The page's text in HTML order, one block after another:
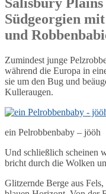
Salisbury
Südgeorgien
und
Zumindest junge
während die Europa in
sie um den Bug und
Kulleraugen.
ein Pelrobbenbaby – jööh
Und schließlich scheinen
bricht durch die Wolken
Glitzernde Berge aus